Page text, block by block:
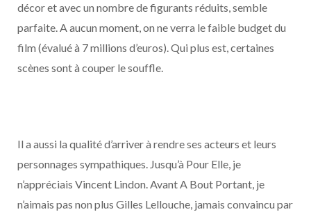
décor et avec un nombre de figurants réduits, semble
parfaite. A aucun moment, on ne verra le faible budget du
film (évalué à 7 millions d’euros). Qui plus est, certaines
scènes sont à couper le souffle.
Il a aussi la qualité d’arriver à rendre ses acteurs et leurs
personnages sympathiques. Jusqu’à Pour Elle, je
n’appréciais Vincent Lindon. Avant A Bout Portant, je
n’aimais pas non plus Gilles Lellouche, jamais convaincu par